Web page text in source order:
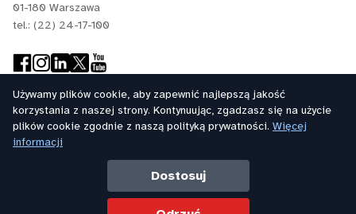
01-180 Warszawa
tel.: (22) 24-17-100
Używamy plików cookie, aby zapewnić najlepszą jakość
korzystania z naszej strony. Kontynuując, zgadzasz się na użycie
plików cookie zgodnie z naszą polityką prywatności. Więcej
informacji
Dostosuj